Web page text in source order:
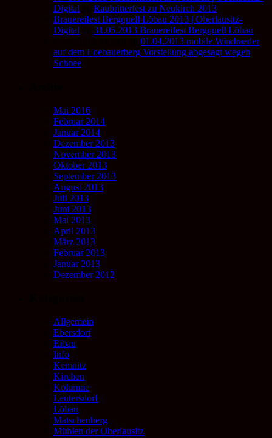
Digital
Raubritterfest zu Neukirch 2013
Brauereifest Bergquell Löbau 2013 | Oberlausitz-
Digital
31.05.2013 Brauereifest Bergquell Löbau
01.04.2013 mobile Windraeder
auf dem Loebauerberg Vorstellung abgesagt wegen
Schnee
Mai 2016
Februar 2014
Januar 2014
Dezember 2013
November 2013
Oktober 2013
September 2013
August 2013
Juli 2013
Juni 2013
Mai 2013
April 2013
März 2013
Februar 2013
Januar 2013
Dezember 2012
Allgemein
Ebersdorf
Eibau
Info
Kemnitz
Kirchen
Kolumne
Leutersdorf
Löbau
Matschenberg
Mühlen der Oberlausitz